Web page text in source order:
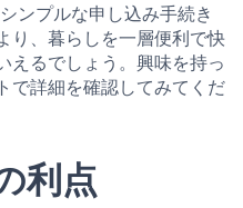
ンプルな申し込み手続き
り、暮らしを一層便利で快
えるでしょう。興味を持っ
で詳細を確認してみてくだ
利点